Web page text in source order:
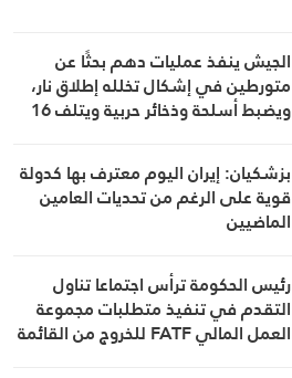
الجيش ينفذ عمليات دهم بحثًا عن
متورطين في إشكال تخلله إطلاق نار،
ويضبط أسلحة وذخائر حربية ويتلف 16
بزشكيان: إيران اليوم معترف بها كدولة
قوية على الرغم من تحديات العامين
الماضيين
رئيس الحكومة ترأس اجتماعا تناول
التقدم في تنفيذ متطلبات مجموعة
العمل المالي FATF للخروج من القائمة